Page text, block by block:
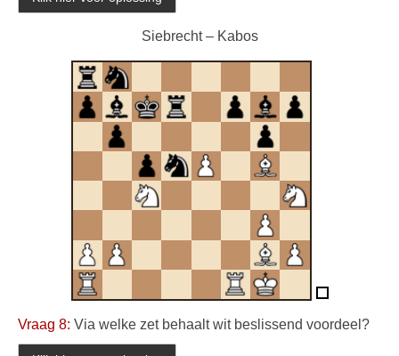
Siebrecht – Kabos
Vraag 8: Via welke zet behaalt wit beslissend voordeel?